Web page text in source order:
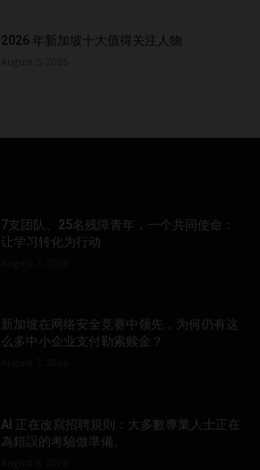
2026 年新加坡十大值得关注人物
7支团队、25名残障青年，一个共同使命：
让学习转化为行动
新加坡在网络安全竞赛中领先，为何仍有这
么多中小企业支付勒索赎金？
AI 正在改寫招聘規則：大多數專業人士正在
為錯誤的考驗做準備。